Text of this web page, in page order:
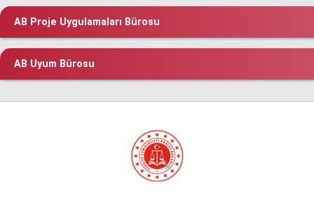
AB Proje Uygulamaları Bürosu
AB Uyum Bürosu